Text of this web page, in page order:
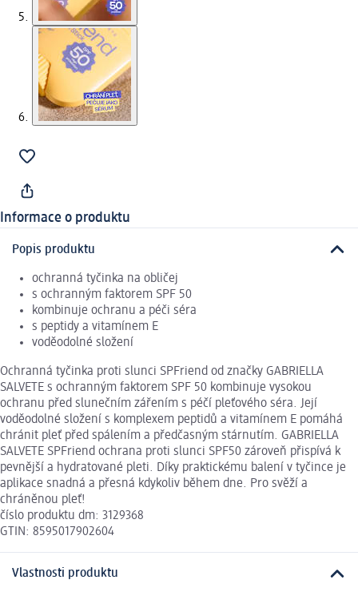
Informace o produktu
Popis produktu
ochranná tyčinka na obličej
s ochranným faktorem SPF 50
kombinuje ochranu a péči séra
s peptidy a vitamínem E
voděodolné složení
Ochranná tyčinka proti slunci SPFriend od značky GABRIELLA
SALVETE s ochranným faktorem SPF 50 kombinuje vysokou
ochranu před slunečním zářením s péčí pleťového séra. Její
voděodolné složení s komplexem peptidů a vitamínem E pomáhá
chránit pleť před spálením a předčasným stárnutím. GABRIELLA
SALVETE SPFriend ochrana proti slunci SPF50 zároveň přispívá k
pevnější a hydratované pleti. Díky praktickému balení v tyčince je
aplikace snadná a přesná kdykoliv během dne. Pro svěží a
chráněnou pleť!
číslo produktu dm: 3129368
GTIN: 8595017902604
Vlastnosti produktu